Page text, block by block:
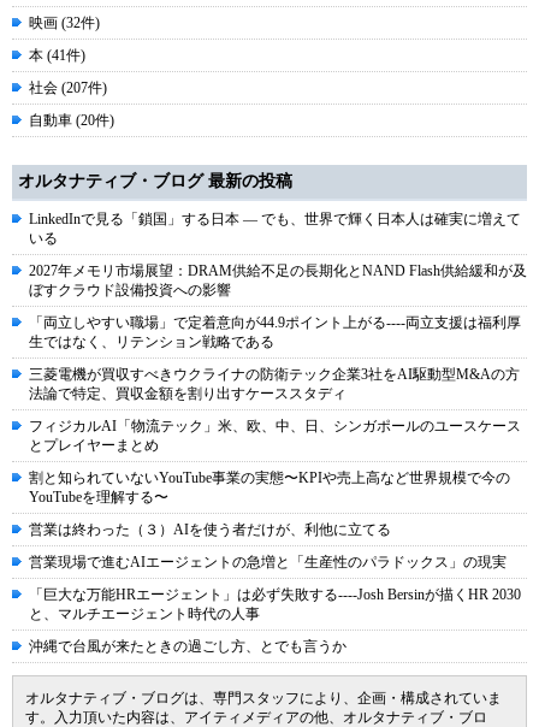
映画 (32件)
本 (41件)
社会 (207件)
自動車 (20件)
オルタナティブ・ブログ 最新の投稿
LinkedInで見る「鎖国」する日本 ― でも、世界で輝く日本人は確実に増えて
いる
2027年メモリ市場展望：DRAM供給不足の長期化とNAND Flash供給緩和が及
ぼすクラウド設備投資への影響
「両立しやすい職場」で定着意向が44.9ポイント上がる----両立支援は福利厚
生ではなく、リテンション戦略である
三菱電機が買収すべきウクライナの防衛テック企業3社をAI駆動型M&Aの方
法論で特定、買収金額を割り出すケーススタディ
フィジカルAI「物流テック」米、欧、中、日、シンガポールのユースケース
とプレイヤーまとめ
割と知られていないYouTube事業の実態〜KPIや売上高など世界規模で今の
YouTubeを理解する〜
営業は終わった（３）AIを使う者だけが、利他に立てる
営業現場で進むAIエージェントの急増と「生産性のパラドックス」の現実
「巨大な万能HRエージェント」は必ず失敗する----Josh Bersinが描くHR 2030
と、マルチエージェント時代の人事
沖縄で台風が来たときの過ごし方、とでも言うか
オルタナティブ・ブログは、専門スタッフにより、企画・構成されていま
す。入力頂いた内容は、アイティメディアの他、オルタナティブ・ブロ